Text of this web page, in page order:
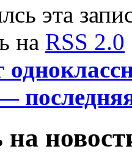
эта
на RSS 2.0